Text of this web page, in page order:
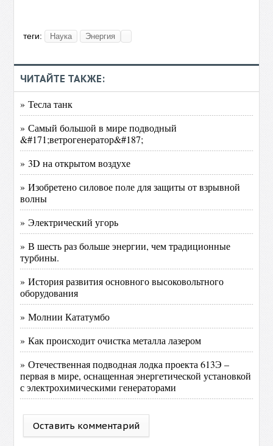
теги: Наука Энергия
ЧИТАЙТЕ ТАКЖЕ:
» Тесла танк
» Самый большой в мире подводный
&#171;ветрогенератор&#187;
» 3D на открытом воздухе
» Изобретено силовое поле для защиты от взрывной
волны
» Электрический угорь
» В шесть раз больше энергии, чем традиционные
турбины.
» История развития основного высоковольтного
оборудования
» Молнии Кататумбо
» Как происходит очистка металла лазером
» Отечественная подводная лодка проекта 613Э –
первая в мире, оснащенная энергетической установкой
с электрохимическими генераторами
Оставить комментарий